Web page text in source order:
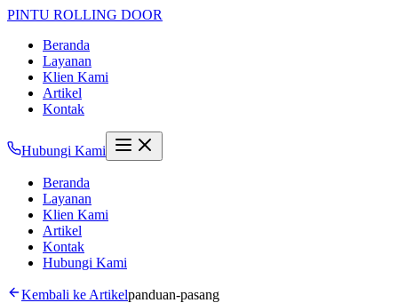
PINTU ROLLING DOOR
Beranda
Layanan
Klien Kami
Artikel
Kontak
Hubungi Kami
Beranda
Layanan
Klien Kami
Artikel
Kontak
Hubungi Kami
Kembali ke Artikelpanduan-pasang